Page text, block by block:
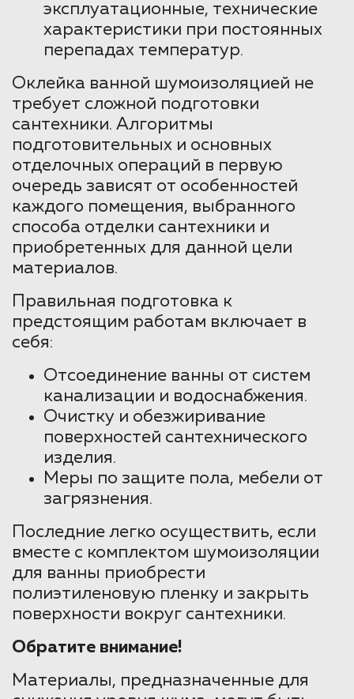
эксплуатационные, технические
характеристики при постоянных
перепадах температур.
Оклейка ванной шумоизоляцией не
требует сложной подготовки
сантехники. Алгоритмы
подготовительных и основных
отделочных операций в первую
очередь зависят от особенностей
каждого помещения, выбранного
способа отделки сантехники и
приобретенных для данной цели
материалов.
Правильная подготовка к
предстоящим работам включает в
себя:
Отсоединение ванны от систем
канализации и водоснабжения.
Очистку и обезжиривание
поверхностей сантехнического
изделия.
Меры по защите пола, мебели от
загрязнения.
Последние легко осуществить, если
вместе с комплектом шумоизоляции
для ванны приобрести
полиэтиленовую пленку и закрыть
поверхности вокруг сантехники.
Обратите внимание!
Материалы, предназначенные для